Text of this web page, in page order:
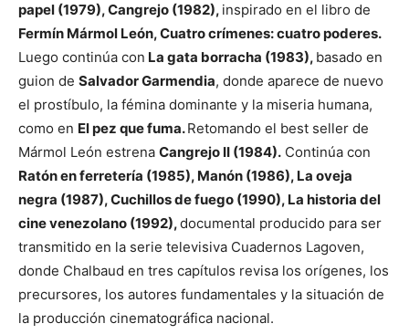
papel (1979), Cangrejo (1982), inspirado en el libro de
Fermín Mármol León, Cuatro crímenes: cuatro poderes.
Luego continúa con La gata borracha (1983), basado en
guion de Salvador Garmendia, donde aparece de nuevo
el prostíbulo, la fémina dominante y la miseria humana,
como en El pez que fuma.Retomando el best seller de
Mármol León estrena Cangrejo II (1984). Continúa con
Ratón en ferretería (1985), Manón (1986), La oveja
negra (1987), Cuchillos de fuego (1990), La historia del
cine venezolano (1992),documental producido para ser
transmitido en la serie televisiva Cuadernos Lagoven,
donde Chalbaud en tres capítulos revisa los orígenes, los
precursores, los autores fundamentales y la situación de
la producción cinematográfica nacional.